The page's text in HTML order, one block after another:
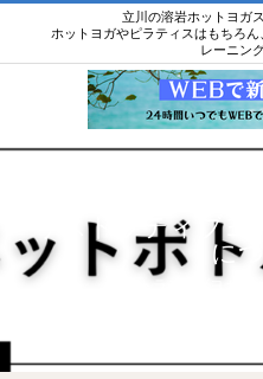
立川の溶岩ホットヨガ
ホットヨガやピラティスはもちろ
レーニン
リストラティブヨ
に